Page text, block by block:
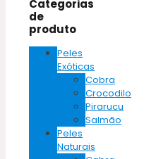
Categorias
de
produto
Peles
Exóticas
Cobra
Crocodilo
Pirarucu
Salmão
Peles
Naturais